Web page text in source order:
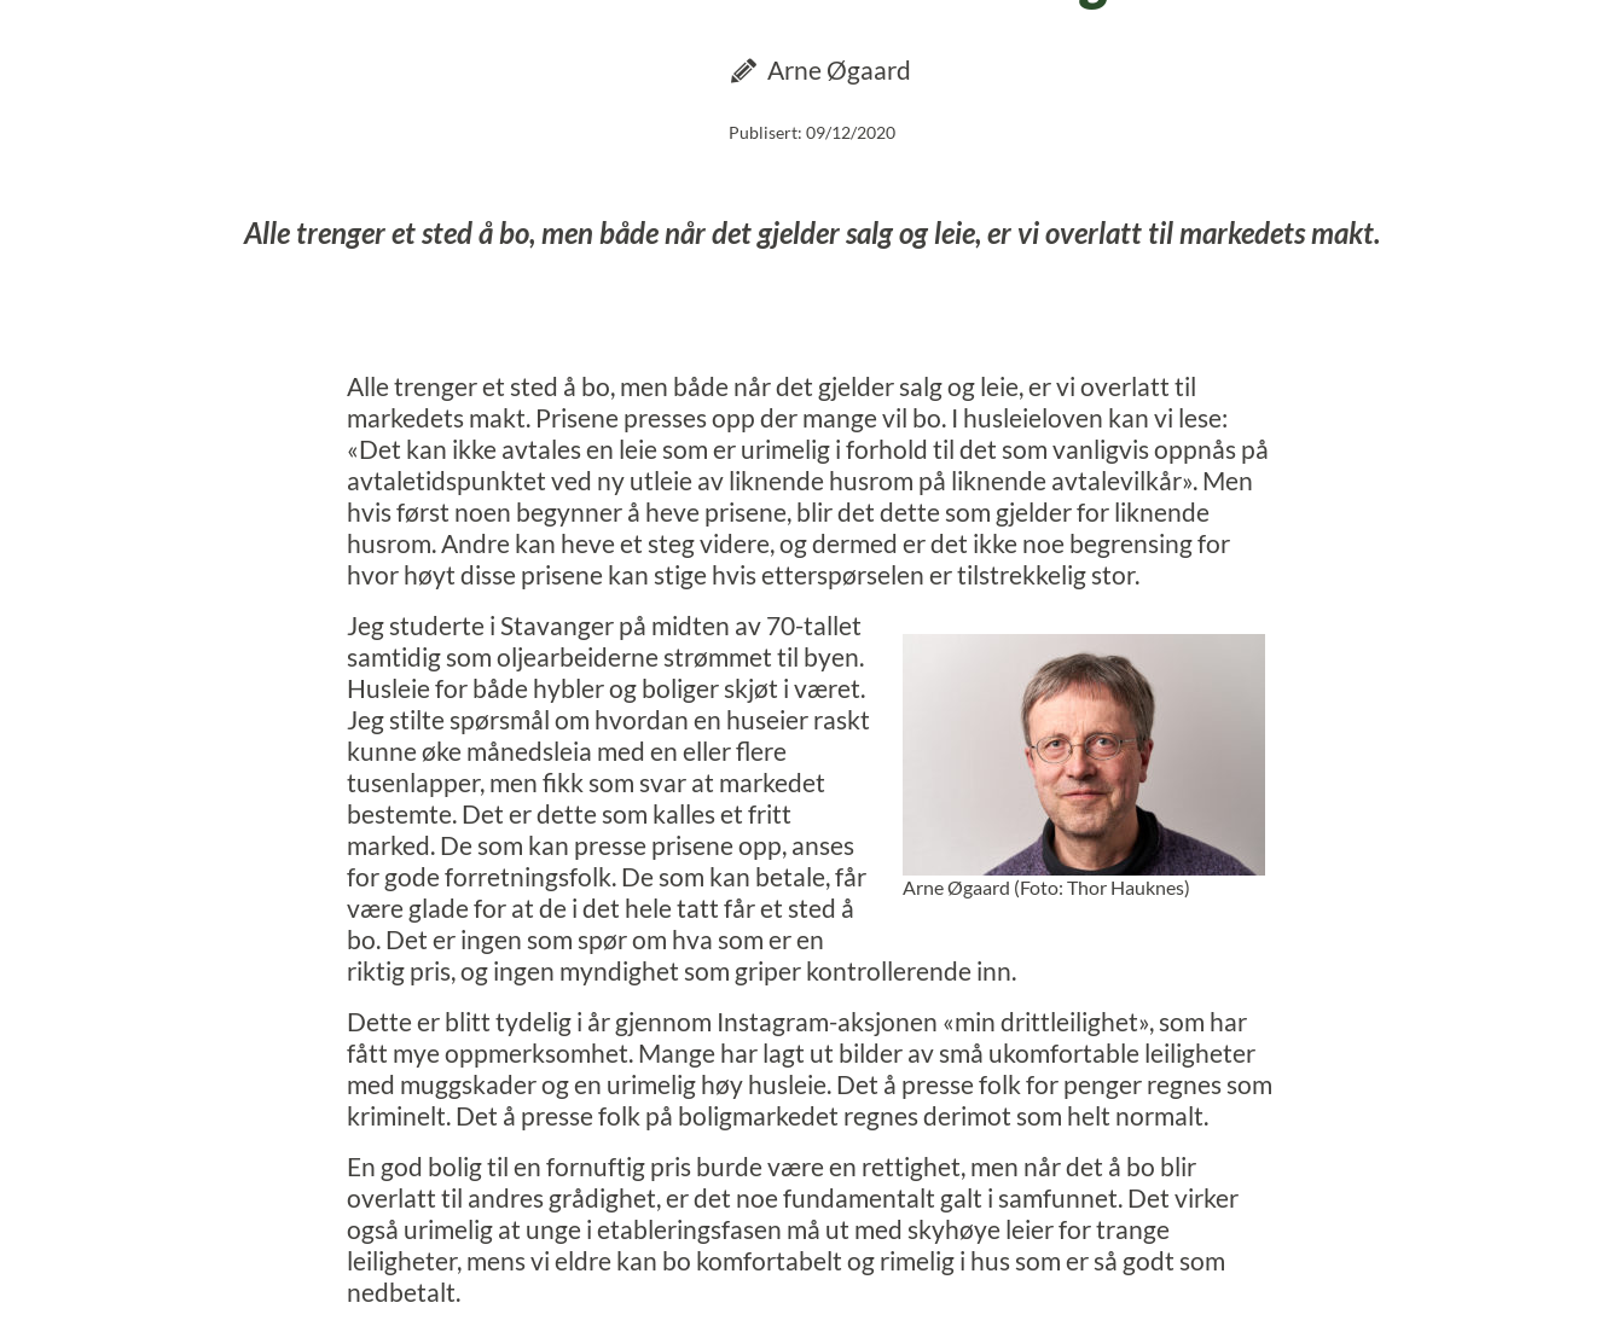
Arne Øgaard
Publisert: 09/12/2020
Alle trenger et sted å bo, men både når det gjelder salg og leie, er vi overlatt til markedets makt.
Alle trenger et sted å bo, men både når det gjelder salg og leie, er vi overlatt til
markedets makt. Prisene presses opp der mange vil bo. I husleieloven kan vi lese:
«Det kan ikke avtales en leie som er urimelig i forhold til det som vanligvis oppnås på
avtaletidspunktet ved ny utleie av liknende husrom på liknende avtalevilkår». Men
hvis først noen begynner å heve prisene, blir det dette som gjelder for liknende
husrom. Andre kan heve et steg videre, og dermed er det ikke noe begrensing for
hvor høyt disse prisene kan stige hvis etterspørselen er tilstrekkelig stor.
Arne Øgaard (Foto: Thor Hauknes)
Jeg studerte i Stavanger på midten av 70-tallet
samtidig som oljearbeiderne strømmet til byen.
Husleie for både hybler og boliger skjøt i været.
Jeg stilte spørsmål om hvordan en huseier raskt
kunne øke månedsleia med en eller flere
tusenlapper, men fikk som svar at markedet
bestemte. Det er dette som kalles et fritt
marked. De som kan presse prisene opp, anses
for gode forretningsfolk. De som kan betale, får
være glade for at de i det hele tatt får et sted å
bo. Det er ingen som spør om hva som er en
riktig pris, og ingen myndighet som griper kontrollerende inn.
Dette er blitt tydelig i år gjennom Instagram-aksjonen «min drittleilighet», som har
fått mye oppmerksomhet. Mange har lagt ut bilder av små ukomfortable leiligheter
med muggskader og en urimelig høy husleie. Det å presse folk for penger regnes som
kriminelt. Det å presse folk på boligmarkedet regnes derimot som helt normalt.
En god bolig til en fornuftig pris burde være en rettighet, men når det å bo blir
overlatt til andres grådighet, er det noe fundamentalt galt i samfunnet. Det virker
også urimelig at unge i etableringsfasen må ut med skyhøye leier for trange
leiligheter, mens vi eldre kan bo komfortabelt og rimelig i hus som er så godt som
nedbetalt.